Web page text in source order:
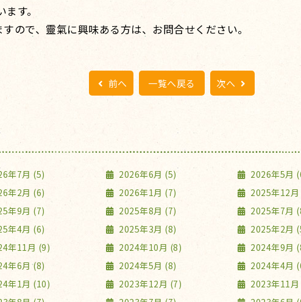
す。
ので、靈氣に興味ある方は、お問合せください。
前へ 一覧へ戻る 次へ
年7月 (5) 2026年6月 (5) 2026年5月
年2月 (6) 2026年1月 (7) 2025年12
年9月 (7) 2025年8月 (7) 2025年7月
年4月 (6) 2025年3月 (8) 2025年2月
年11月 (9) 2024年10月 (8) 2024年9月
年6月 (8) 2024年5月 (8) 2024年4月
年1月 (10) 2023年12月 (7) 2023年11